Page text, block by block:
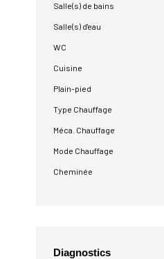
Salle(s) de bains
Salle(s) d'eau
WC
Cuisine
Plain-pied
Type Chauffage
Méca. Chauffage
Mode Chauffage
Cheminée
Diagnostics